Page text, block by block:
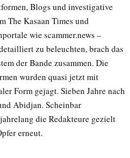
Blogs und investigative
The Kasaan Times und
wie scammer.news –
zu beleuchten, brach das
der Bande zusammen. Die
wurden quasi jetzt mit
Form gejagt. Sieben Jahre nach
Abidjan. Scheinbar
die Redakteure gezielt
erneut.